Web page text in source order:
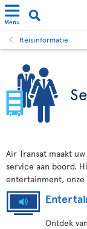
Menu
Reisinformatie
Air Transat maakt
service aan boord.
entertainment,
Ontdek